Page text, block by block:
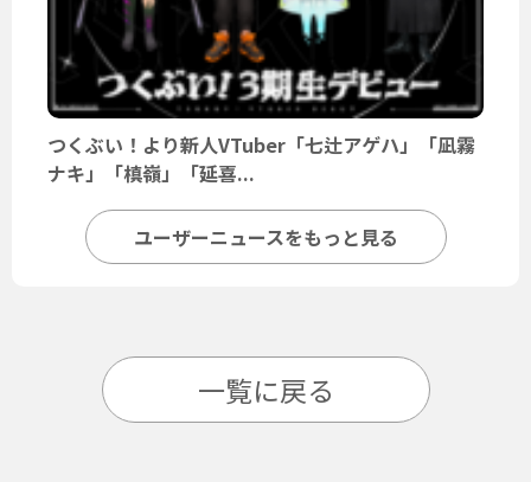
つくぶい！より新人VTuber「七辻アゲハ」「凪霧
ナキ」「槙嶺」「延喜...
ユーザーニュースをもっと見る
一覧に戻る